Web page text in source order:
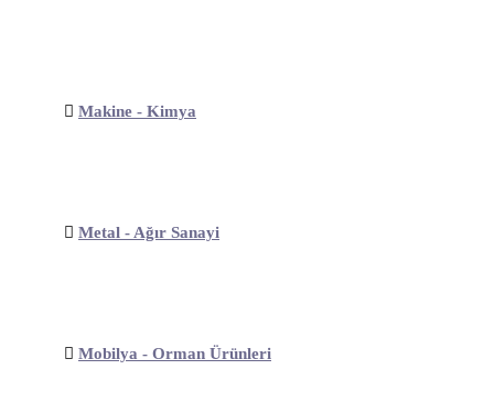
Makine - Kimya
Metal - Ağır Sanayi
Mobilya - Orman Ürünleri